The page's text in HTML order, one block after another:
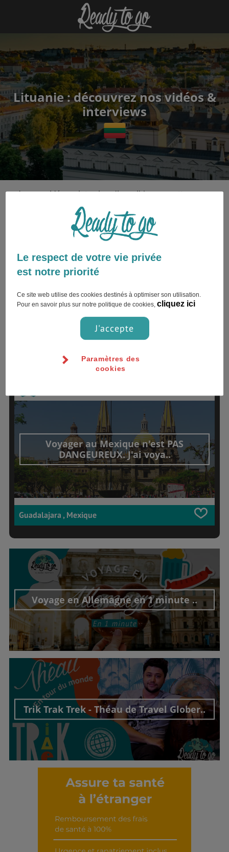
Lituanie : découvrez nos vidéos &
interviews
Aucune vidéo ou interview disponible pour cette
Voyager au Mexique n'est PAS
DANGEUREUX. J'ai voya..
Guadalajara , Mexique
Voyage en Allemagne en 1 minute ..
Découvrir cet interview
Trik Trak Trek - Théau de Travel Glober..
Découvrir cet interview
Le respect de votre vie privée
est notre priorité
Ce site web utilise des cookies destinés à optimiser son utilisation.
Pour en savoir plus sur notre politique de cookies,cliquez ici
J'accepte
Paramètres des
cookies